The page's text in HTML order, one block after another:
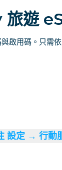
遊
啟用碼。只需
設定 → 行動